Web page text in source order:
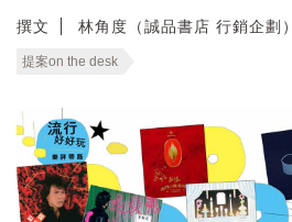
撰文 林角度（誠品書店 行銷企劃）
提案on the desk